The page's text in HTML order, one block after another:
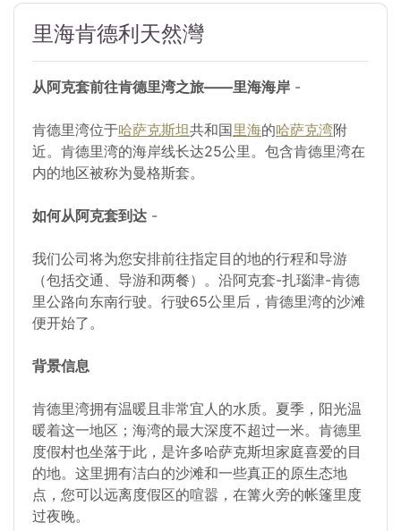
里海肯德利天然灣
从阿克套前往肯德里湾之旅——里海海岸 -
肯德里湾位于哈萨克斯坦共和国里海的哈萨克湾附
近。肯德里湾的海岸线长达25公里。包含肯德里湾在
内的地区被称为曼格斯套。
如何从阿克套到达 -
我们公司将为您安排前往指定目的地的行程和导游
（包括交通、导游和两餐）。沿阿克套-扎瑙津-肯德
里公路向东南行驶。行驶65公里后，肯德里湾的沙滩
便开始了。
背景信息
肯德里湾拥有温暖且非常宜人的水质。夏季，阳光温
暖着这一地区；海湾的最大深度不超过一米。肯德里
度假村也坐落于此，是许多哈萨克斯坦家庭喜爱的目
的地。这里拥有洁白的沙滩和一些真正的原生态地
点，您可以远离度假区的喧嚣，在篝火旁的帐篷里度
过夜晚。